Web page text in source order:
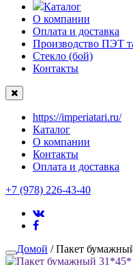
Каталог
О компании
Оплата и доставка
Производство ПЭТ
Стекло (бой)
Контакты
https://imperiatari.ru/
Каталог
О компании
Контакты
Оплата и доставка
+7 (978) 226-43-40
Домой / Пакет